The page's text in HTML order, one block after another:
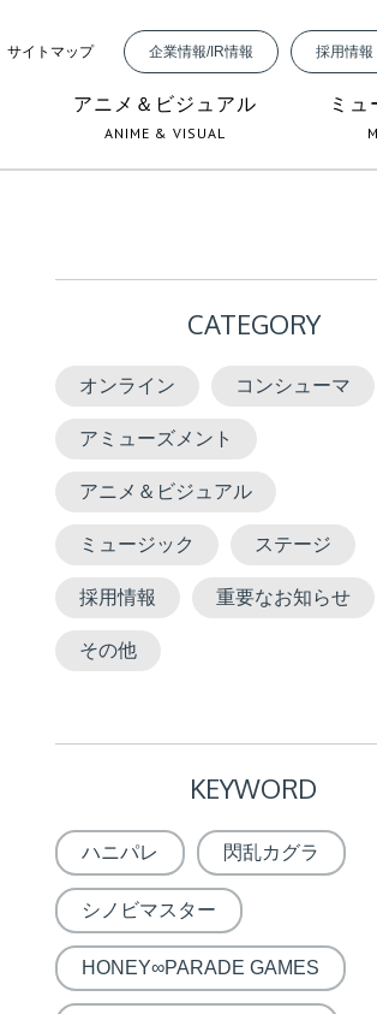
サイトマップ 企業情報/IR情報 採用情報
アニメ＆ビジュアル
ANIME & VISUAL
ミュ
CATEGORY
オンライン コンシューマ
アミューズメント
アニメ＆ビジュアル
ミュージック ステージ
採用情報 重要なお知らせ
その他
KEYWORD
ハニパレ 閃乱カグラ
シノビマスター
HONEY∞PARADE GAMES